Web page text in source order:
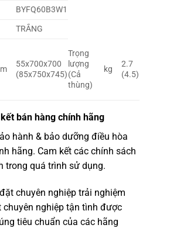
BYFQ60B3W1
TRẮNG
55x700x700
(85x750x745)
Trọng
lượng
(Cả
thùng)
kg
2.7
(4.5)
bán hàng chính hãng
hành & bảo dưỡng điều hòa
hãng. Cam kết các chính sách
trong quá trình sử dụng.
chuyên nghiệptrải nghiệm
chuyên nghiệp tận tình được
tiêu chuẩn của các hãng